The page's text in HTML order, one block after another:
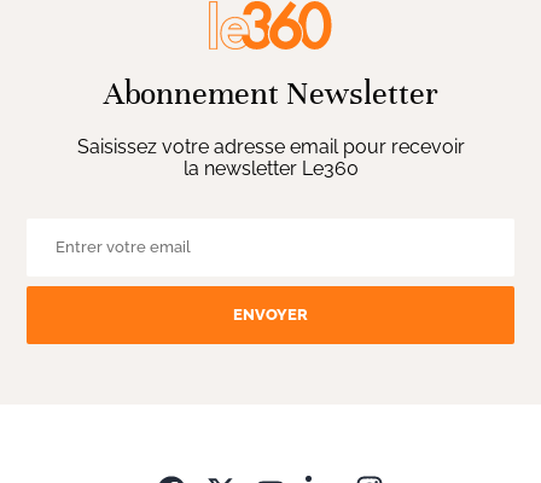
Abonnement Newsletter
Saisissez votre adresse email pour recevoir
la newsletter Le360
ENVOYER